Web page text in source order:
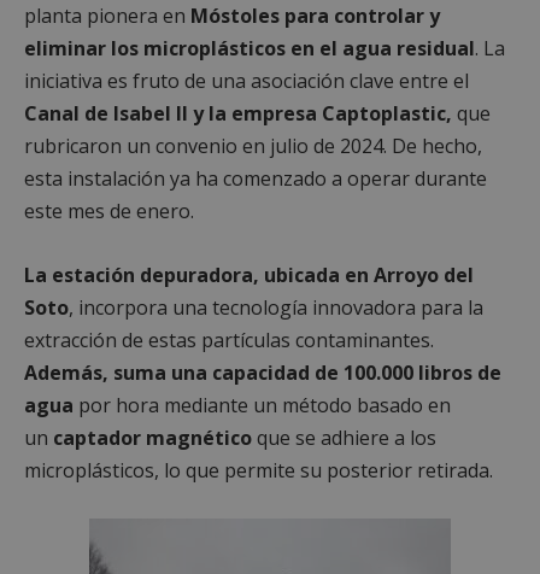
planta pionera en Móstoles para controlar y
eliminar los microplásticos en el agua residual. La
iniciativa es fruto de una asociación clave entre el
Canal de Isabel II y la empresa Captoplastic, que
rubricaron un convenio en julio de 2024. De hecho,
esta instalación ya ha comenzado a operar durante
este mes de enero.
La estación depuradora, ubicada en Arroyo del
Soto, incorpora una tecnología innovadora para la
extracción de estas partículas contaminantes.
Además, suma una capacidad de 100.000 libros de
agua por hora mediante un método basado en
un captador magnéticoque se adhiere a los
microplásticos, lo que permite su posterior retirada.